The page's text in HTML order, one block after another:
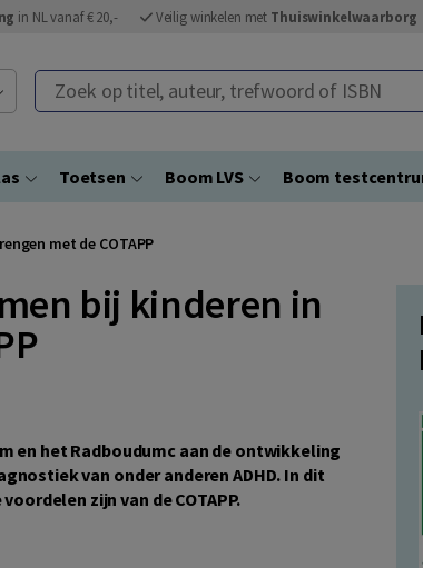
in NL vanaf € 20,- Veilig winkelen met Thuiswinkelwaarborg
Zoek op titel, auteur, trefwoord of ISBN
Toetsen Boom LVS Boom
met de COTAPP
bij kinderen in
en het Radboudumc aan de ontwikkeling
van onder anderen ADHD. In dit
zijn van de COTAPP.